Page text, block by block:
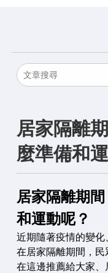
居家隔離
麼準備和
居家隔離期
和運動呢？
近期隨著疫情的變
在居家隔離期間，民
在這邊推薦給大家